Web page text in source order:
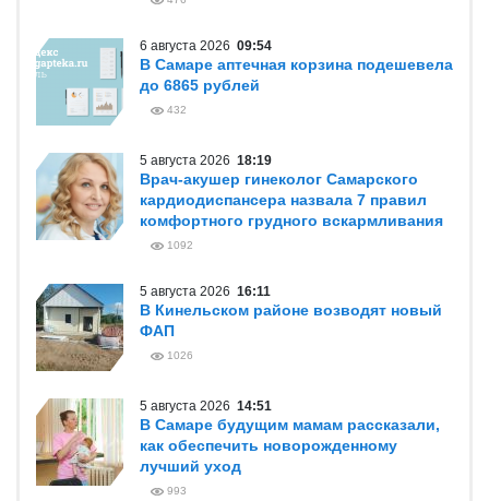
6 августа 2026 09:54
В Самаре аптечная корзина подешевела
до 6865 рублей
432
5 августа 2026 18:19
Врач-акушер гинеколог Самарского
кардиодиспансера назвала 7 правил
комфортного грудного вскармливания
1092
5 августа 2026 16:11
В Кинельском районе возводят новый
ФАП
1026
5 августа 2026 14:51
В Самаре будущим мамам рассказали,
как обеспечить новорожденному
лучший уход
993